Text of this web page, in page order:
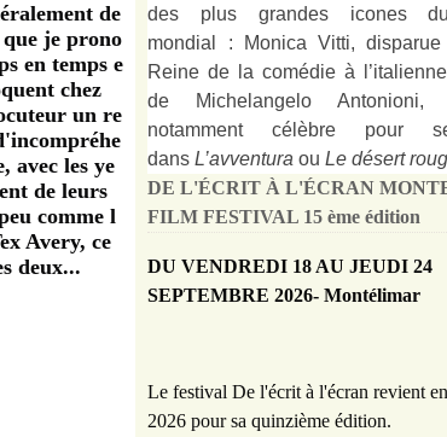
de
je prono
en temps e
chez
un re
avec les ye
de leurs
comme l
Avery, ce
deux...
des plus grandes icones
mondial : Monica Vitti,
Reine de la comédie à
de Michelangelo
notamment célèbre pour
dans L’avventura ou Le désert
DE L'ÉCRIT À L'ÉCRAN
FILM FESTIVAL 15 ème édition
DU VENDREDI 18 AU JEUDI 24
SEPTEMBRE 2026- Montélimar
Le festival De l'écrit à l'écran revient
2026 pour sa quinzième édition.